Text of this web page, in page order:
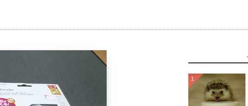
1